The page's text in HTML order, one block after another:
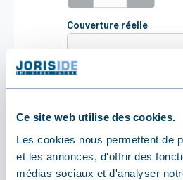
Ce site web utilise des cookies.
Les cookies nous permettent de
et les annonces, d'offrir des
médias sociaux et d'analyser
Couverture réelle
En stock
Livré dans les 5